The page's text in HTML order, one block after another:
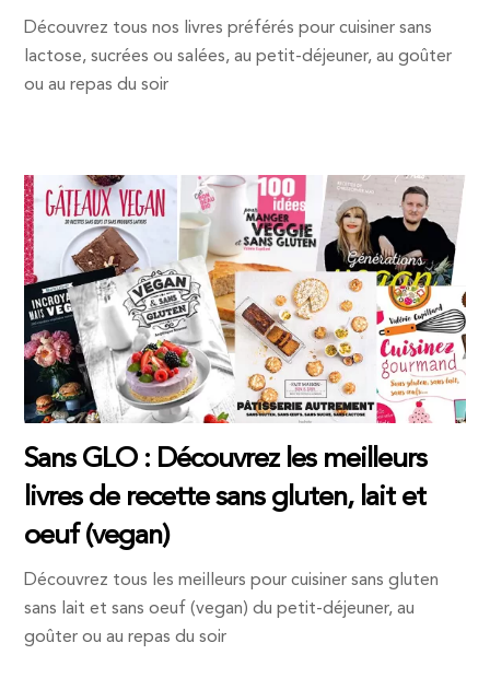
Découvrez tous nos livres préférés pour cuisiner sans
lactose, sucrées ou salées, au petit-déjeuner, au goûter
ou au repas du soir
Sans GLO : Découvrez les meilleurs
livres de recette sans gluten, lait et
oeuf (vegan)
Découvrez tous les meilleurs pour cuisiner sans gluten
sans lait et sans oeuf (vegan) du petit-déjeuner, au
goûter ou au repas du soir